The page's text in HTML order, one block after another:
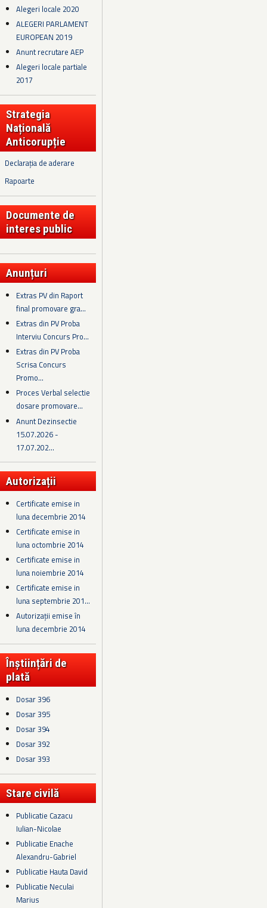
Alegeri locale 2020
ALEGERI PARLAMENT
EUROPEAN 2019
Anunt recrutare AEP
Alegeri locale partiale
2017
Strategia
Națională
Anticorupție
Declarația de aderare
Rapoarte
Documente de
interes public
Anunțuri
Extras PV din Raport
final promovare gra...
Extras din PV Proba
Interviu Concurs Pro...
Extras din PV Proba
Scrisa Concurs
Promo...
Proces Verbal selectie
dosare promovare...
Anunt Dezinsectie
15.07.2026 -
17.07.202...
Autorizații
Certificate emise in
luna decembrie 2014
Certificate emise in
luna octombrie 2014
Certificate emise in
luna noiembrie 2014
Certificate emise in
luna septembrie 201...
Autorizații emise în
luna decembrie 2014
Înștiințări de
plată
Dosar 396
Dosar 395
Dosar 394
Dosar 392
Dosar 393
Stare civilă
Publicatie Cazacu
Iulian-Nicolae
Publicatie Enache
Alexandru-Gabriel
Publicatie Hauta David
Publicatie Neculai
Marius